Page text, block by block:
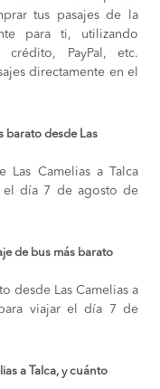
tus pasajes de la
para ti, utilizando
PayPal, etc.
directamente en el
barato desde Las
Las Camelias a Talca
el día 7 de agosto de
de bus más barato
desde Las Camelias a
viajar el día 7 de
a Talca, y cuánto